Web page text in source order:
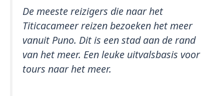
De meeste reizigers die naar het
Titicacameer reizen bezoeken het meer
vanuit Puno. Dit is een stad aan de rand
van het meer. Een leuke uitvalsbasis voor
tours naar het meer.